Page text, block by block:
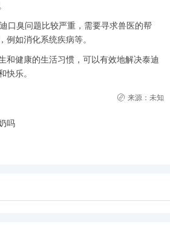
口臭问题比较严重，需要寻求兽医的帮
例如消化系统疾病等。
和健康的生活习惯，可以有效地解决泰迪
快乐。
来源：未知
吗